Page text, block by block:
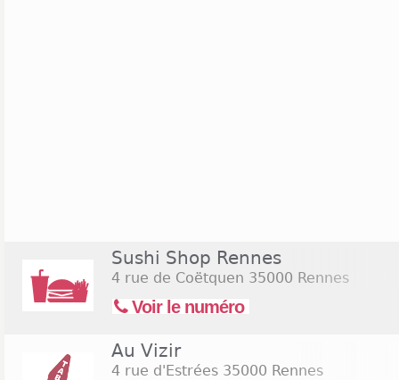
Sushi Shop Rennes
4 rue de Coëtquen 35000 Rennes
Voir le numéro
Au Vizir
4 rue d'Estrées 35000 Rennes